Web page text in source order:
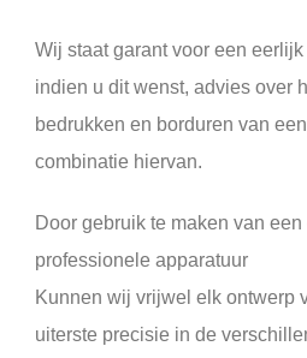
Wij staat garant voor een
indien u dit wenst, advies over
bedrukken en borduren van
combinatie hiervan.
Door gebruik te maken van
professionele apparatuur
Kunnen wij vrijwel elk ontwerp
uiterste precisie in de